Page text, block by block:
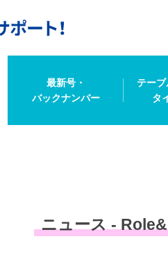
最新号・
バックナンバー
テー
タ
ニュース -